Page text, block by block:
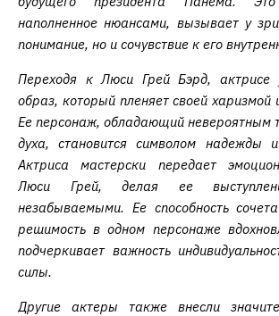
наполненное нюансами, вызывает у
понимание, но и сочувствие к его
Переходя к Люси Грей Бэрд, актрисе
образ, который пленяет своей харизмой
Ее персонаж, обладающий невероятным
духа, становится символом надежды и
Актриса мастерски передает
Люси Грей, делая ее
незабываемыми. Ее способность
решимость в одном персонаже
подчеркивает важность
силы.
Другие актеры также внесли